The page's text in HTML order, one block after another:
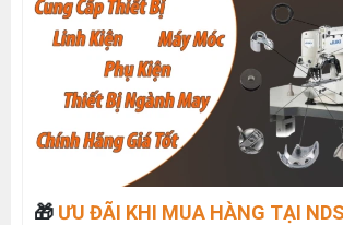
🎁 ƯU ĐÃI KHI MUA HÀNG TẠI NDS